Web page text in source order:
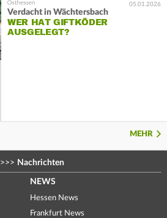
05.01.2026
Verdacht in Wächtersbach
WER HAT GIFTKÖDER
AUSGELEGT?
MEHR
>>> Nachrichten
NEWS
Hessen News
Frankfurt News